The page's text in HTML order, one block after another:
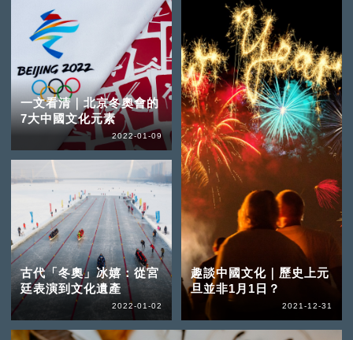
一文看清｜北京冬奧會的
7大中國文化元素
2022-01-09
古代「冬奧」冰嬉：從宮
廷表演到文化遺產
2022-01-02
趣談中國文化｜歷史上元
旦並非1月1日？
2021-12-31